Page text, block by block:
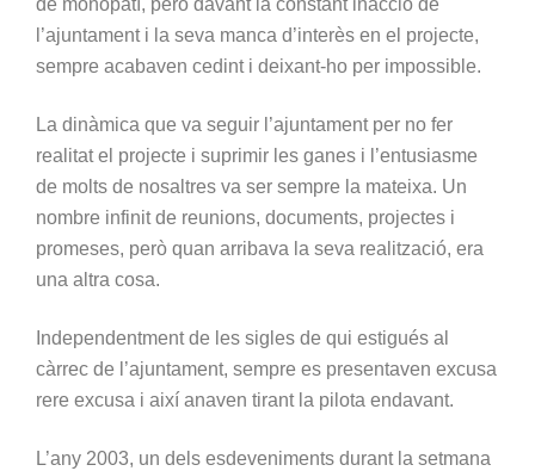
l’ajuntament i la seva manca d’interès en el projecte,
sempre acabaven cedint i deixant-ho per impossible.
La dinàmica que va seguir l’ajuntament per no fer
realitat el projecte i suprimir les ganes i l’entusiasme
de molts de nosaltres va ser sempre la mateixa. Un
nombre infinit de reunions, documents, projectes i
promeses, però quan arribava la seva realització, era
una altra cosa.
Independentment de les sigles de qui estigués al
càrrec de l’ajuntament, sempre es presentaven excusa
rere excusa i així anaven tirant la pilota endavant.
L’any 2003, un dels esdeveniments durant la setmana